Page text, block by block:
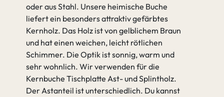
oder aus Stahl. Unsere heimische Buche
liefert ein besonders attraktiv gefärbtes
Kernholz. Das Holz ist von gelblichem Braun
und hat einen weichen, leicht rötlichen
Schimmer. Die Optik ist sonnig, warm und
sehr wohnlich. Wir verwenden für die
Kernbuche Tischplatte Ast- und Splintholz.
Der Astanteil ist unterschiedlich. Du kannst